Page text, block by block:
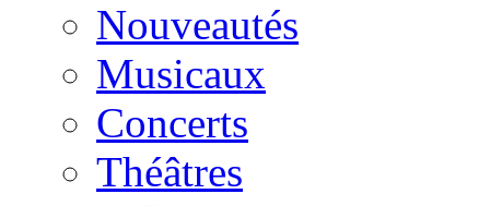
Nouveautés
Musicaux
Concerts
Théâtres